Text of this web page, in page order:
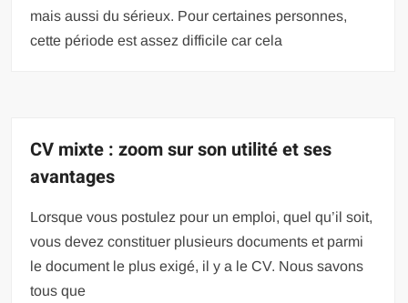
mais aussi du sérieux. Pour certaines personnes,
cette période est assez difficile car cela
CV mixte : zoom sur son utilité et ses
avantages
Lorsque vous postulez pour un emploi, quel qu’il soit,
vous devez constituer plusieurs documents et parmi
le document le plus exigé, il y a le CV. Nous savons
tous que